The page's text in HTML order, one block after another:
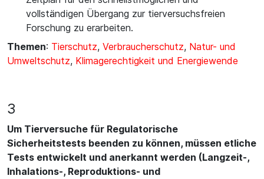
vollständigen Übergang zur tierversuchsfreien
Forschung zu erarbeiten.
Themen: Tierschutz, Verbraucherschutz, Natur- und
Umweltschutz, Klimagerechtigkeit und Energiewende
3
Um Tierversuche für Regulatorische
Sicherheitstests beenden zu können, müssen etliche
Tests entwickelt und anerkannt werden (Langzeit-,
Inhalations-, Reproduktions- und